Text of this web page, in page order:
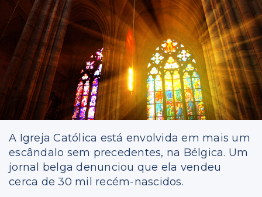
A Igreja Católica está envolvida em mais um
escândalo sem precedentes, na Bélgica. Um
jornal belga denunciou que ela vendeu
cerca de 30 mil recém-nascidos.